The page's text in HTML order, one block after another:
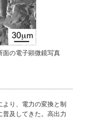
面の電子顕微鏡写真
り、電力の変換と制
普及してきた。高出力